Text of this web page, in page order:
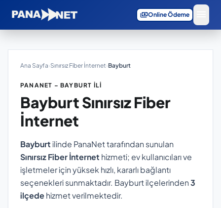
paymentsOnline Ödeme
Ana Sayfa›Sınırsız Fiber İnternet›Bayburt
PANANET – BAYBURT İLI
BayburtSınırsız Fiber
İnternet
Bayburtilinde PanaNet tarafından sunulan
Sınırsız Fiber İnternet hizmeti; ev kullanıcıları ve
işletmeler için yüksek hızlı, kararlı bağlantı
seçenekleri sunmaktadır. Bayburt ilçelerinden3
ilçedehizmet verilmektedir.